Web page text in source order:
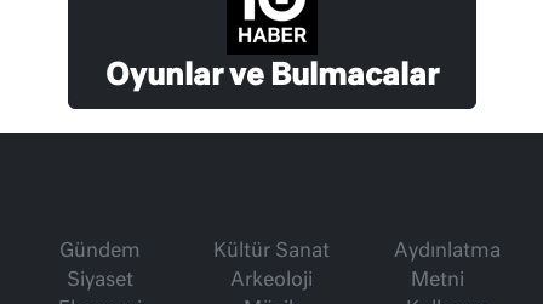
Oyunlar ve Bulmacalar
Gündem
Siyaset
Kültür Sanat
Arkeoloji
Aydınlatma
Metni